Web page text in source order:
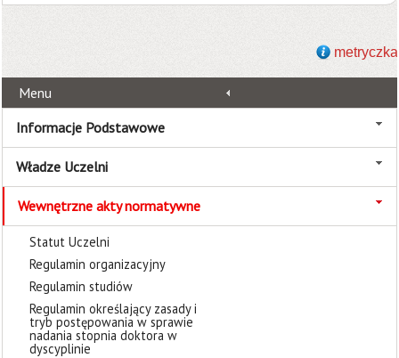
metryczka
Menu
Informacje Podstawowe
Władze Uczelni
Wewnętrzne akty normatywne
Statut Uczelni
Regulamin organizacyjny
Regulamin studiów
Regulamin określający zasady i
tryb postępowania w sprawie
nadania stopnia doktora w
dyscyplinie